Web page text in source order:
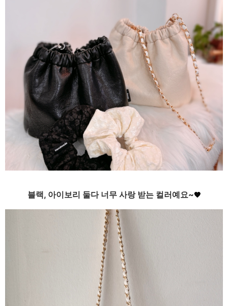
블랙, 아이보리 둘다 너무 사랑 받는 컬러예요~🧡